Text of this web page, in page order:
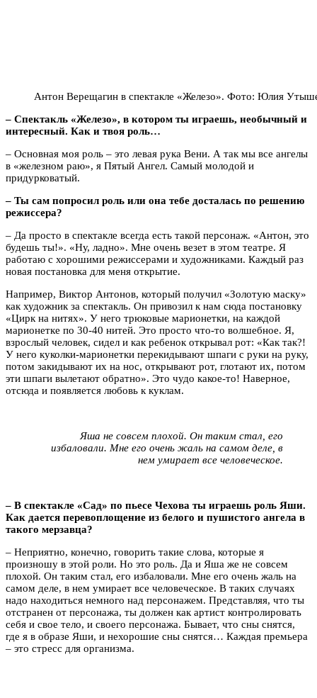
Антон Верещагин в спектакле «Железо». Фото: Юлия
– Спектакль «Железо», в котором ты играешь, необычный и
интересный. Как и твоя роль…
– Основная моя роль – это левая рука Вени. А так мы все ангелы
в «железном раю», я Пятый Ангел. Самый молодой и
придурковатый.
– Ты сам попросил роль или она тебе досталась по решению
режиссера?
– Да просто в спектакле всегда есть такой персонаж. «Антон, это
будешь ты!». «Ну, ладно». Мне очень везет в этом театре. Я
работаю с хорошими режиссерами и художниками. Каждый раз
новая постановка для меня открытие.
Например, Виктор Антонов, который получил «Золотую маску»
как художник за спектакль. Он привозил к нам сюда постановку
«Цирк на нитях». У него трюковые марионетки, на каждой
марионетке по 30-40 нитей. Это просто что-то волшебное. Я,
взрослый человек, сидел и как ребенок открывал рот: «Как так?!
У него куколки-марионетки перекидывают шпаги с руки на руку,
потом закидывают их на нос, открывают рот, глотают их, потом
эти шпаги вылетают обратно». Это чудо какое-то! Наверное,
отсюда и появляется любовь к куклам.
Яша не совсем плохой. Он таким стал, его
избаловали. Мне его очень жаль на самом деле, в
нем умирает все человеческое.
– В спектакле «Сад» по пьесе Чехова ты играешь роль Яши.
Как дается перевоплощение из белого и пушистого ангела в
такого мерзавца?
– Неприятно, конечно, говорить такие слова, которые я
произношу в этой роли. Но это роль. Да и Яша же не совсем
плохой. Он таким стал, его избаловали. Мне его очень жаль на
самом деле, в нем умирает все человеческое. В таких случаях
надо находиться немного над персонажем. Представляя, что ты
отстранен от персонажа, ты должен как артист контролировать
себя и свое тело, и своего персонажа. Бывает, что сны снятся,
где я в образе Яши, и нехорошие сны снятся… Каждая премьера
– это стресс для организма.